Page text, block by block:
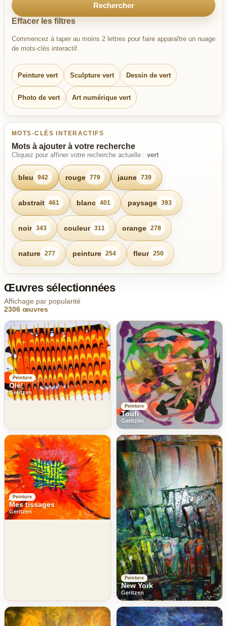
Rechercher
Effacer les filtres
Commencez à taper au moins 2 lettres pour faire apparaître un nuage
de mots-clés interactif.
Peinture vert Sculpture vert Dessin de vert
Photo de vert Art numérique vert
MOTS-CLÉS INTERACTIFS
Mots à ajouter à votre recherche
Cliquez pour affiner votre recherche actuelle : vert
bleu 942 rouge 779 jaune 739
abstrait 461 blanc 401 paysage 393
noir 343 couleur 311 orange 278
nature 277 peinture 254 fleur 250
Œuvres sélectionnées
Affichage par popularité
2306 œuvres
Peinture
Olé!
Geritzen
Peinture
Toufi
Geritzen
Peinture
Mes tissages
Geritzen
Peinture
New York
Geritzen